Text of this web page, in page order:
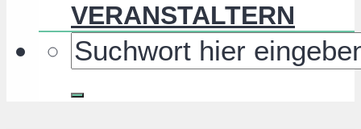
VERANSTALTERN